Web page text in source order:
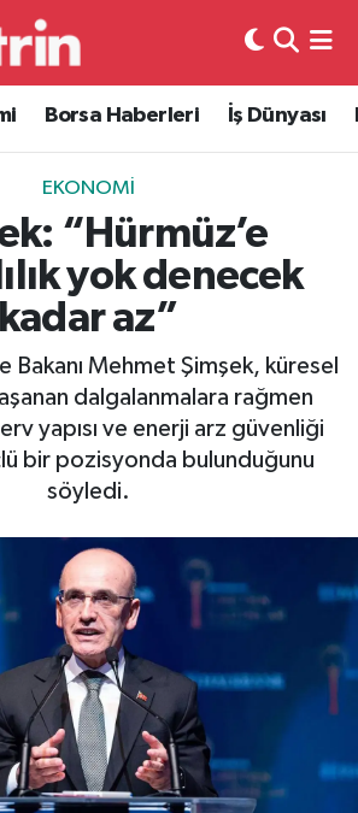
Borsa Haberleri İş Dünyası
EKONOMI
“Hürmüz’e
yok denecek
kadar az”
Bakanı Mehmet Şimşek, küresel
dalgalanmalara rağmen
yapısı ve enerji arz güvenliği
bir pozisyonda bulunduğunu
söyledi.
Durumu ve Fikstür